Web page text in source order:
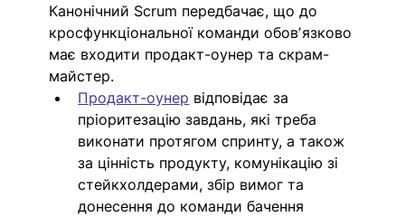
Канонічний Scrum передбачає, що до
кросфункціональної команди обовʼязково
має входити продакт-оунер та скрам-
майстер.
Продакт-оунер відповідає за
пріоритезацію завдань, які треба
виконати протягом спринту, а також
за цінність продукту, комунікацію зі
стейкхолдерами, збір вимог та
донесення до команди бачення